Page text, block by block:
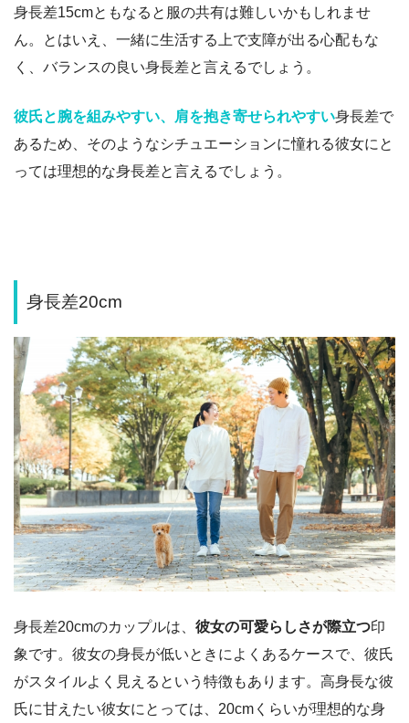
身長差15cmともなると服の共有は難しいかもしれませ
ん。とはいえ、一緒に生活する上で支障が出る心配もな
く、バランスの良い身長差と言えるでしょう。
彼氏と腕を組みやすい、肩を抱き寄せられやすい身長差で
あるため、そのようなシチュエーションに憧れる彼女にと
っては理想的な身長差と言えるでしょう。
身長差20cm
身長差20cmのカップルは、 彼女の可愛らしさが際立つ印
象です。彼女の身長が低いときによくあるケースで、彼氏
がスタイルよく見えるという特徴もあります。 高身長な彼
氏に甘えたい彼女にとっては、20cmくらいが理想的な身